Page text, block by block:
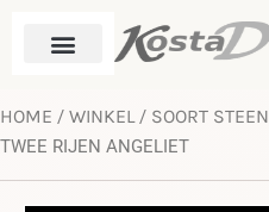
HOME / WINKEL/ SOORT STEEN
TWEE RIJEN ANGELIET